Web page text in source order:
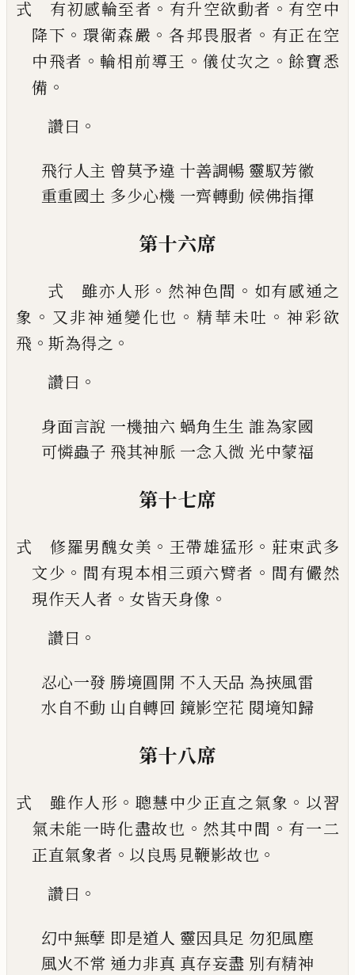
式 有初感輪至者 。 有升空欲動者 。 有空中
降下 。 環衛森嚴 。 各邦畏服者 。 有正在空
中飛者 。輪相前導王 。儀仗次之 。餘寶悉
備 。
讚曰 。
飛行人主 曾莫予違 十善調暢 靈馭芳徽
重重國土 多少心機 一齊轉動 候佛指揮
第十六席
式 雖亦人形 。 然神色間 。 如有感通之
象 。 又非神通變化也 。 精華未吐 。 神彩欲
飛 。 斯為得之 。
讚曰 。
身面言說 一機抽六 蝸角生生 誰為家國
可憐蟲子 飛其神脈 一念入微 光中蒙福
第十七席
式 修羅男醜女美 。 王帶雄猛形 。 莊束武多
文少 。 間有現本相三頭六臂者 。 間有儼然
現作天人者 。 女皆天身像 。
讚曰 。
忍心一發 勝境圓開 不入天品 為挾風雷
水自不動 山自轉回 鏡影空花 閱境知歸
第十八席
式 雖作人形 。 聰慧中少正直之氣象 。 以習
氣未能一時化盡故也 。 然其中間 。 有一二
正直氣象者 。 以 良馬見鞭影故也 。
讚曰 。
幻中無孽 即是道人 靈因具足 勿犯風塵
風火不常 通力非真 真存妄盡 別有精神